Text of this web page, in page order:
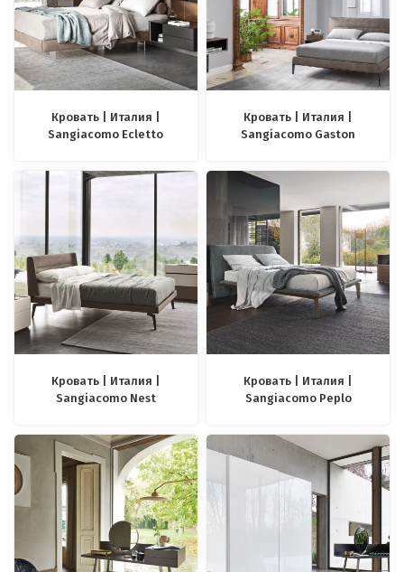
Кровать | Италия |
Sangiacomo Ecletto
Кровать | Италия |
Sangiacomo Gaston
Кровать | Италия |
Sangiacomo Nest
Кровать | Италия |
Sangiacomo Peplo